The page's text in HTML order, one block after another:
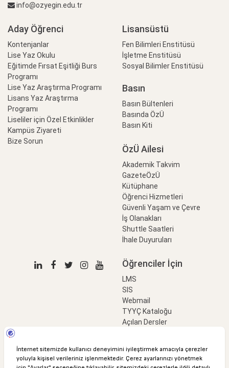
info@ozyegin.edu.tr
Aday Öğrenci
Kontenjanlar
Lise Yaz Okulu
Eğitimde Fırsat Eşitliği Burs
Programı
Lise Yaz Araştırma Programı
Lisans Yaz Araştırma
Programı
Liseliler için Özel Etkinlikler
Kampüs Ziyareti
Bize Sorun
Lisansüstü
Fen Bilimleri Enstitüsü
İşletme Enstitüsü
Sosyal Bilimler Enstitüsü
Basın
Basın Bültenleri
Basında ÖzÜ
Basın Kiti
ÖzÜ Ailesi
Akademik Takvim
GazeteÖzÜ
Kütüphane
Öğrenci Hizmetleri
Güvenli Yaşam ve Çevre
İş Olanakları
Shuttle Saatleri
İhale Duyuruları
Öğrenciler İçin
LMS
SIS
Webmail
TYYÇ Kataloğu
Açılan Dersler